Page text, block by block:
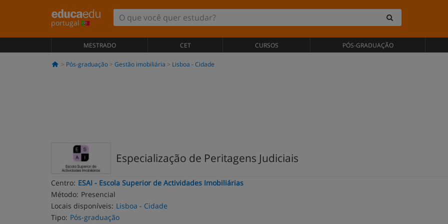
portugal
MESTRADO CET CURSOS PÓS-GRADUAÇÃO
Pós-graduação Gestão imobiliária Lisboa - Cidade
Especialização de Peritagens Judiciais
Centro: ESAI - Escola Superior de Actividades Imobiliárias
Método: Presencial
Locais disponíveis: Lisboa - Cidade
Tipo: Pós-graduação